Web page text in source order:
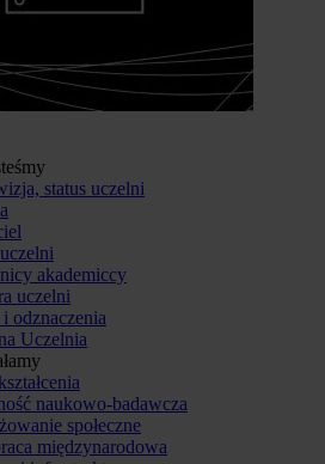
status uczelni
akademiccy
uczelni
odznaczenia
Uczelnia
naukowo-badawcza
społeczne
międzynarodowa